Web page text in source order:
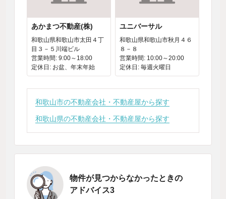
あかまつ不動産(株)
和歌山県和歌山市太田４丁
目３－５川端ビル
営業時間: 9:00～18:00
定休日: お盆、年末年始
ユニバーサル
和歌山県和歌山市秋月４６
８－８
営業時間: 10:00～20:00
定休日: 毎週火曜日
和歌山市の不動産会社・不動産屋から探す
和歌山県の不動産会社・不動産屋から探す
物件が見つからなかったときの
アドバイス3